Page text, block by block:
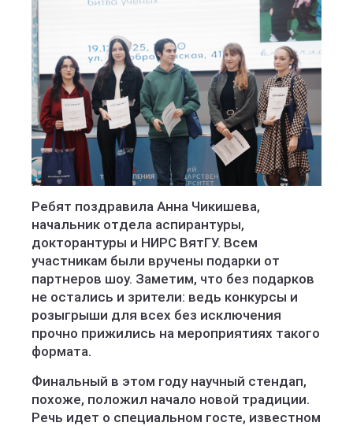
Ребят поздравила Анна Чикишева,
начальник отдела аспирантуры,
докторантуры и НИРС ВятГУ. Всем
участникам были вручены подарки от
партнеров шоу. Заметим, что без подарков
не остались и зрители: ведь конкурсы и
розыгрыши для всех без исключения
прочно прижились на мероприятиях такого
формата.
Финальный в этом году научный стендап,
похоже, положил начало новой традиции.
Речь идет о специальном госте, известном